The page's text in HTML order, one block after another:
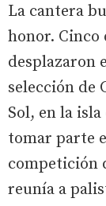
La cantera
honor. Cinco
desplazaron
selección de
Sol, en la
tomar parte
competición
reunía a